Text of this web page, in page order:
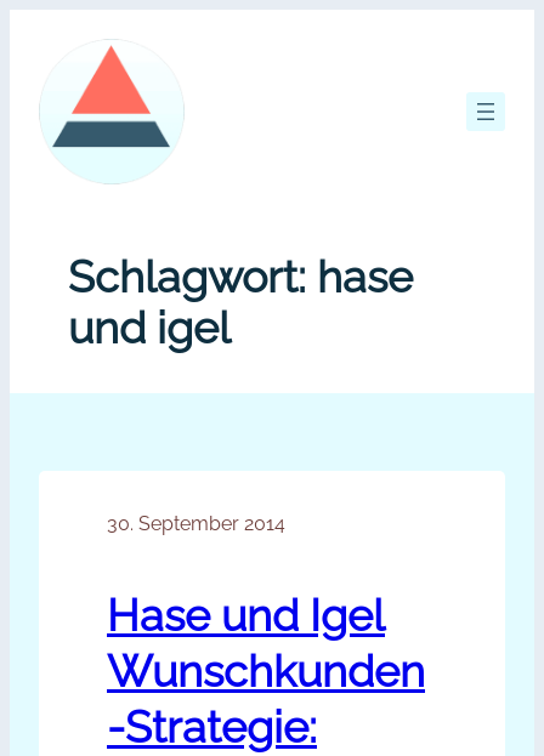
springen
Schlagwort: hase
und igel
30. September 2014
Hase und Igel
Wunschkunden
-Strategie: